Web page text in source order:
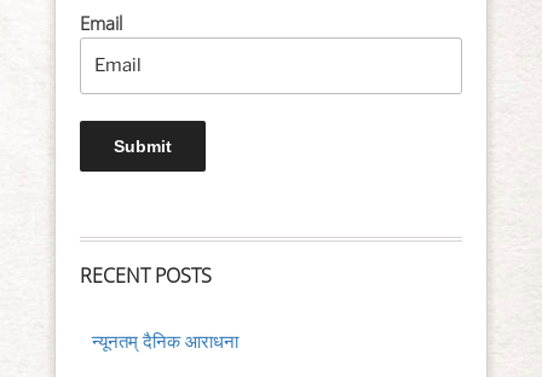
Email
RECENT POSTS
न्यूनतम् दैनिक आराधना